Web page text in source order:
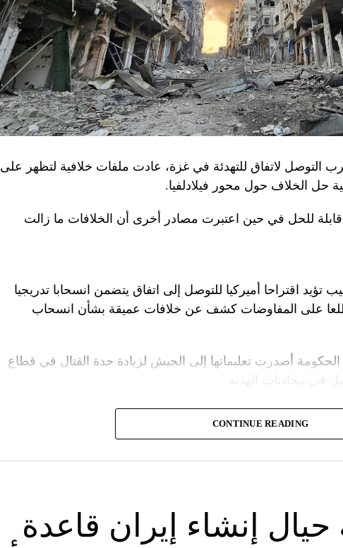
التوصل لاتفاق للتهدئة في غزة، عادت ملفات خلافية لتظهر على
حل الخلاف حول محور فيلادلفيا.
قابلة للحل في حين اعتبرت مصادر أخرى أن الخلافات ما زالت
تؤيد اقتراحا أميركيا للتوصل إلى اتفاق يتضمن انسحابا تدريجيا
على المفاوضات كشف عن خلافات عميقة بشأن انسحاب
أصدرت تعليماتها إلى الجيش لزيادة حدة القتال في قطاع
أن المؤسسة الأمنية تقدّر أن يمارس وزير الخارجية الأميركية،
الإسرائيلية تصر على الاحتفاظ بقدرتها على العودة إلى
وقف الحرب بشكل تام.
الخارجية الأميركي أنتوني بلينكن إلى إسرائيل في جولة هي
CONTINUE READING
حيال إنشاء إيران قاعدة